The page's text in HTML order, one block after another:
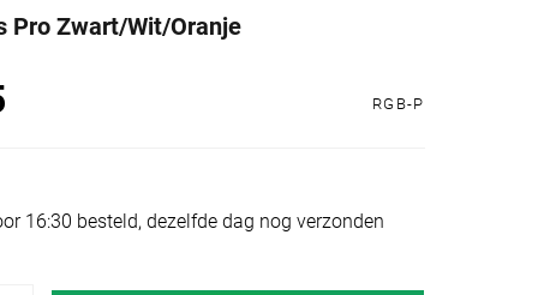
Pro Zwart/Wit/Oranje
RGB-P
16:30 besteld, dezelfde dag nog verzonden